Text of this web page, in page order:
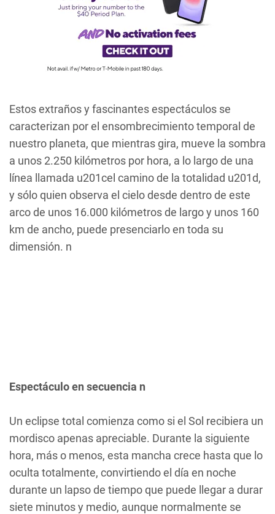
Estos extraños y fascinantes espectáculos se
caracterizan por el ensombrecimiento temporal de
nuestro planeta, que mientras gira, mueve la sombra
a unos 2.250 kilómetros por hora, a lo largo de una
línea llamada u201cel camino de la totalidad u201d,
y sólo quien observa el cielo desde dentro de este
arco de unos 16.000 kilómetros de largo y unos 160
km de ancho, puede presenciarlo en toda su
dimensión. n
Espectáculo en secuencia n
Un eclipse total comienza como si el Sol recibiera un
mordisco apenas apreciable. Durante la siguiente
hora, más o menos, esta mancha crece hasta que lo
oculta totalmente, convirtiendo el día en noche
durante un lapso de tiempo que puede llegar a durar
siete minutos y medio, aunque normalmente se